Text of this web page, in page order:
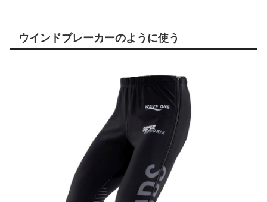
ウインドブレーカーのように使う